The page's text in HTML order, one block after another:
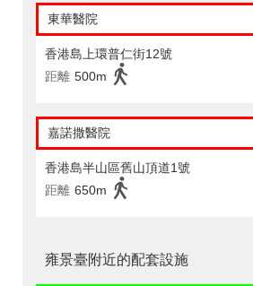
東華醫院
香港島上環普仁街12號
距離 500m
嘉諾撒醫院
香港島半山區舊山頂道1號
距離 650m
雍景臺附近的配套設施